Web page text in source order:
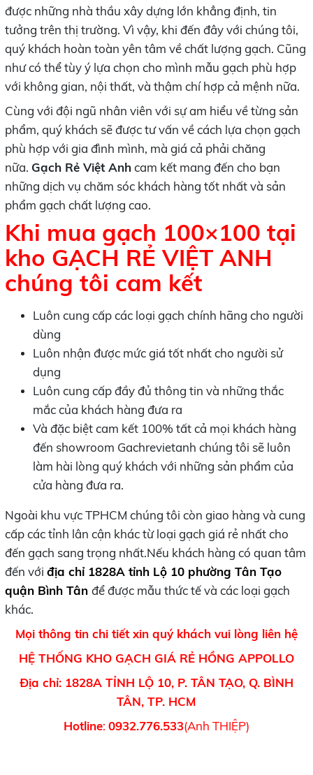
được những nhà thầu xây dựng lớn khẳng định, tin
tưởng trên thị trường. Vì vậy, khi đến đây với chúng tôi,
quý khách hoàn toàn yên tâm về chất lượng gạch. Cũng
như có thể tùy ý lựa chọn cho mình mẫu gạch phù hợp
với không gian, nội thất, và thậm chí hợp cả mệnh nữa.
Cùng với đội ngũ nhân viên với sự am hiểu về từng sản
phẩm, quý khách sẽ được tư vấn về cách lựa chọn gạch
phù hợp với gia đình mình, mà giá cả phải chăng
nữa. Gạch Rẻ Việt Anhcam kết mang đến cho bạn
những dịch vụ chăm sóc khách hàng tốt nhất và sản
phẩm gạch chất lượng cao.
Khi mua gạch 100×100 tại
kho GẠCH RẺ VIỆT ANH
chúng tôi cam kết
Luôn cung cấp các loại gạch chính hãng cho người
dùng
Luôn nhận được mức giá tốt nhất cho người sử
dụng
Luôn cung cấp đầy đủ thông tin và những thắc
mắc của khách hàng đưa ra
Và đặc biệt cam kết 100% tất cả mọi khách hàng
đến showroom Gachrevietanh chúng tôi sẽ luôn
làm hài lòng quý khách với những sản phẩm của
cửa hàng đưa ra.
Ngoài khu vực TPHCM chúng tôi còn giao hàng và cung
cấp các tỉnh lân cận khác từ loại gạch giá rẻ nhất cho
đến gạch sang trọng nhất.Nếu khách hàng có quan tâm
đến với địa chỉ 1828A tỉnh Lộ 10 phường Tân Tạo
quận Bình Tân để được mẫu thức tế và các loại gạch
khác.
Mọi thông tin chi tiết xin quý khách vui lòng liên hệ
HỆ THỐNG KHO GẠCH GIÁ RẺ HỒNG APPOLLO
Địa chỉ: 1828A TỈNH LỘ 10, P. TÂN TẠO, Q. BÌNH
TÂN, TP. HCM
Hotline: 0932.776.533(Anh THIỆP)